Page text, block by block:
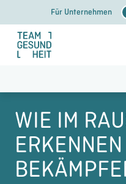
Inhalt
springen
Für Unternehmen
WIE IM